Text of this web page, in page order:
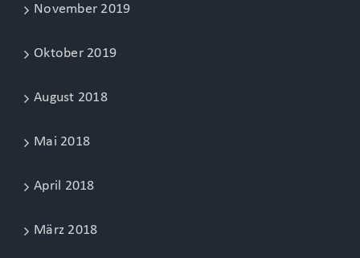
November 2019
Oktober 2019
August 2018
Mai 2018
April 2018
März 2018